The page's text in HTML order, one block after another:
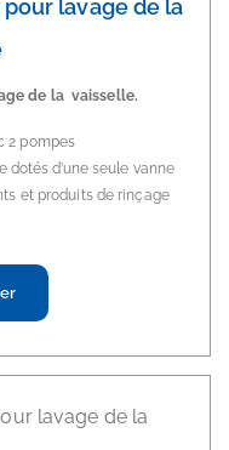
lavage de la
de la vaisselle.
2 pompes
dotés d’une seule vanne
et produits de rinçage